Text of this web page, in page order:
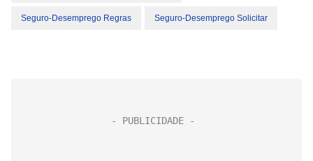
Seguro-Desemprego Regras Seguro-Desemprego Solicitar